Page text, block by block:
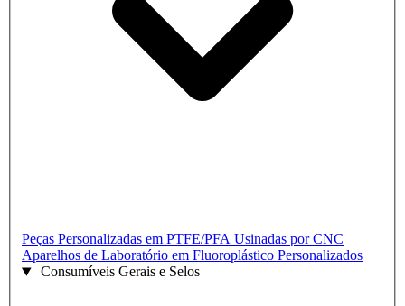
Peças Personalizadas em PTFE/PFA Usinadas por CNC
Aparelhos de Laboratório em Fluoroplástico Personalizados
Consumíveis Gerais e Selos